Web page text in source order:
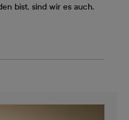
bist, sind wir es auch.